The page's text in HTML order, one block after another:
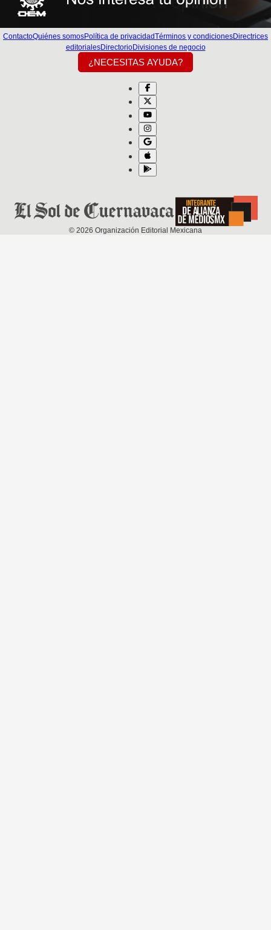
ContactoQuiénes somosPolítica de privacidadTérminos y condicionesDirectrices
editorialesDirectorioDivisiones de negocio
¿NECESITAS AYUDA?
© 2026 Organización Editorial Mexicana